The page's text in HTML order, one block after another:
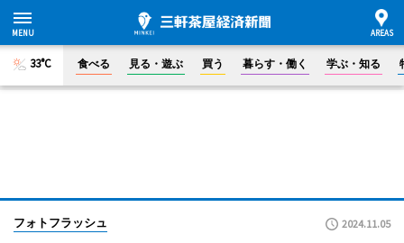
33°C 食べる 見る・遊ぶ 買う 暮らす・働く 学ぶ・知る
フォトフラッシュ 2024.11.05